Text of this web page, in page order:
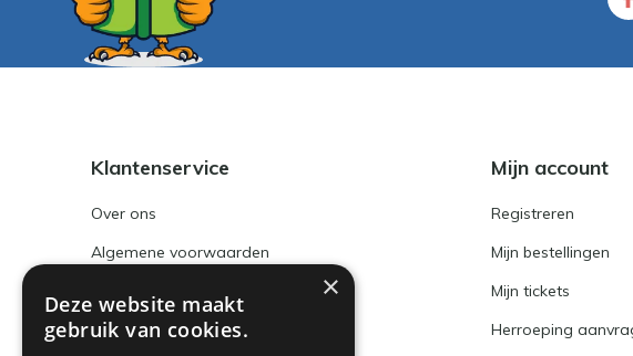
Klantenservice
Over ons
Algemene voorwaarden
Privacy Policy
Mijn account
Registreren
Mijn bestellingen
Mijn tickets
Herroeping
×
Deze website maakt
gebruik van cookies.